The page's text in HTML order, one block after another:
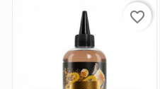
favorite_border